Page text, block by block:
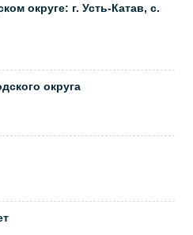
округе: г. Усть-Катав, с.
округа